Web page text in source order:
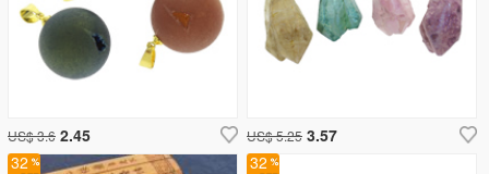
US$ 3.6 2.45
32 32
US$ 5.25 3.57